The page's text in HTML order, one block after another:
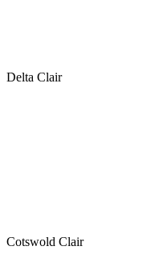
Delta Clair
Cotswold Clair